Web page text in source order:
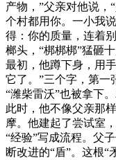
产物，”父亲对他说，
个村都用你。一小我
得：你的质量，连着
榔头，“梆梆梆”猛砸
最初，他蹲下身，用
它了。”三个字，第一
“潍柴雷沃”也被拿下
此时，他不像父亲那
摩。他建起了尝试室
“经验”写成流程。父
断改进的“盾”。这根